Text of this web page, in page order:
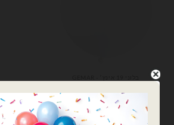
אינצ׳ פיתה ענק
₪16.00
המלאי אזל